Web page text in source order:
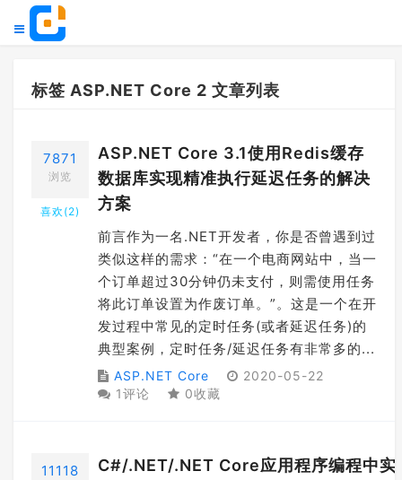
标签 ASP.NET Core 2 文章列表
7871
浏览
喜欢(2)
ASP.NET Core 3.1使用Redis缓存
数据库实现精准执行延迟任务的解决
方案
前言作为一名.NET开发者，你是否曾遇到过
类似这样的需求：“在一个电商网站中，当一
个订单超过30分钟仍未支付，则需使用任务
将此订单设置为作废订单。”。这是一个在开
发过程中常见的定时任务(或者延迟任务)的
典型案例，定时任务/延迟任务有非常多的...
ASP.NET Core
2020-05-22
1评论
0收藏
11118
C#/.NET/.NET Core应用程序编程中实